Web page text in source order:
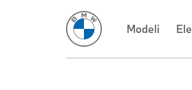
Modeli